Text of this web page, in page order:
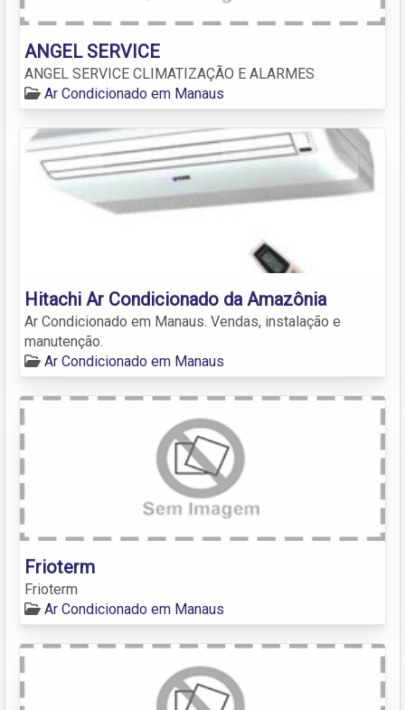
ANGEL SERVICE
ANGEL SERVICE CLIMATIZAÇÃO E ALARMES
Ar Condicionado em Manaus
Hitachi Ar Condicionado da Amazônia
Ar Condicionado em Manaus. Vendas, instalação e
manutenção.
Ar Condicionado em Manaus
Frioterm
Frioterm
Ar Condicionado em Manaus